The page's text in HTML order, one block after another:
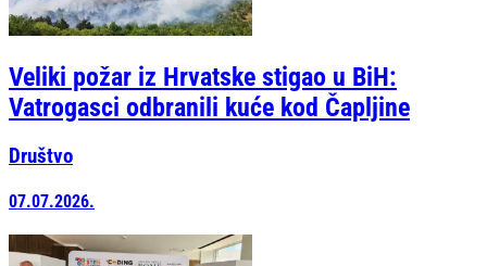
Veliki požar iz Hrvatske stigao u BiH:
Vatrogasci odbranili kuće kod Čapljine
Društvo
07.07.2026.